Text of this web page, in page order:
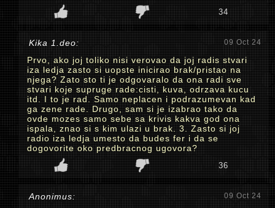
34
Kika 1.deo: 09 Oct 24
Prvo, ako joj toliko nisi verovao da joj radis stvari
iza ledja zasto si uopste inicirao brak/pristao na
njega? Zato sto ti je odgovaralo da ona radi sve
stvari koje supruge rade:cisti, kuva, odrzava kucu
itd. I to je rad. Samo neplacen i podrazumevan kad
ga zene rade. Drugo, sam si je izabrao tako da
ovde mozes samo sebe sa krivis kakva god ona
ispala, znao si s kim ulazi u brak. 3. Zasto si joj
radio iza ledja umesto da budes fer i da se
dogovorite oko predbracnog ugovora?
36
Anonimus: 09 Oct 24